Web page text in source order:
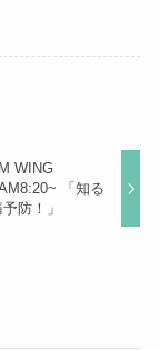
WING
「知る
防！」